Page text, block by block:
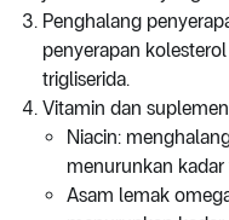
Penghalang
penyerapan
trigliserida.
Vitamin dan
Niacin:
menurunkan kadar
Asam lemak